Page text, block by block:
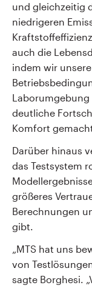
und gleichzeitig
niedrigeren
auch die
indem wir
deutliche
Komfort
Darüber hinaus
das Testsystem
größeres
Berechnungen
gibt.
„MTS hat uns
von
sagte Borghesi.